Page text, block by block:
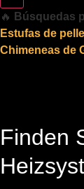
🔥 Búsquedas
Estufas de
Chimeneas de
Finden